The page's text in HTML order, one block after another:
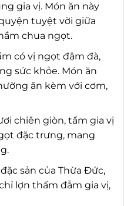
gia vị. Món ăn này
tuyệt vời giữa
chua ngọt.
có vị ngọt đậm đà,
sức khỏe. Món ăn
ăn kèm với cơm,
chiên giòn, tẩm gia vị
đặc trưng, mang
sản của Thừa Đức,
lợn thấm đẫm gia vị,